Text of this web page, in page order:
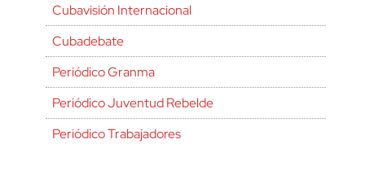
Cubavisión Internacional
Cubadebate
Periódico Granma
Periódico Juventud Rebelde
Periódico Trabajadores